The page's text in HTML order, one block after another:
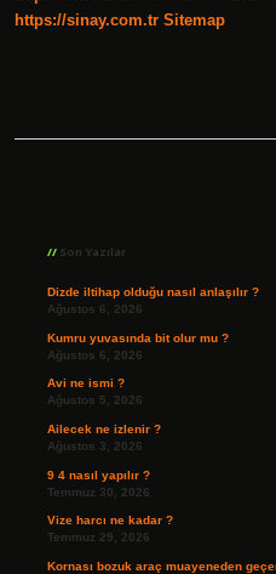
https://sinay.com.tr Sitemap
Son Yazılar
Dizde iltihap olduğu nasıl anlaşılır ?
Ağustos 6, 2026
Kumru yuvasında bit olur mu ?
Ağustos 6, 2026
Avi ne ismi ?
Ağustos 5, 2026
Ailecek ne izlenir ?
Ağustos 3, 2026
9 4 nasıl yapılır ?
Temmuz 30, 2026
Vize harcı ne kadar ?
Temmuz 29, 2026
Kornası bozuk araç muayeneden